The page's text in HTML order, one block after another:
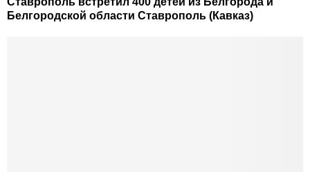
Белгородской области Ставрополь (Кавказ)